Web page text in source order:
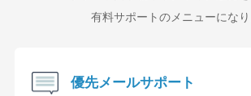
有料サポートのメニューにな
優先メールサポート